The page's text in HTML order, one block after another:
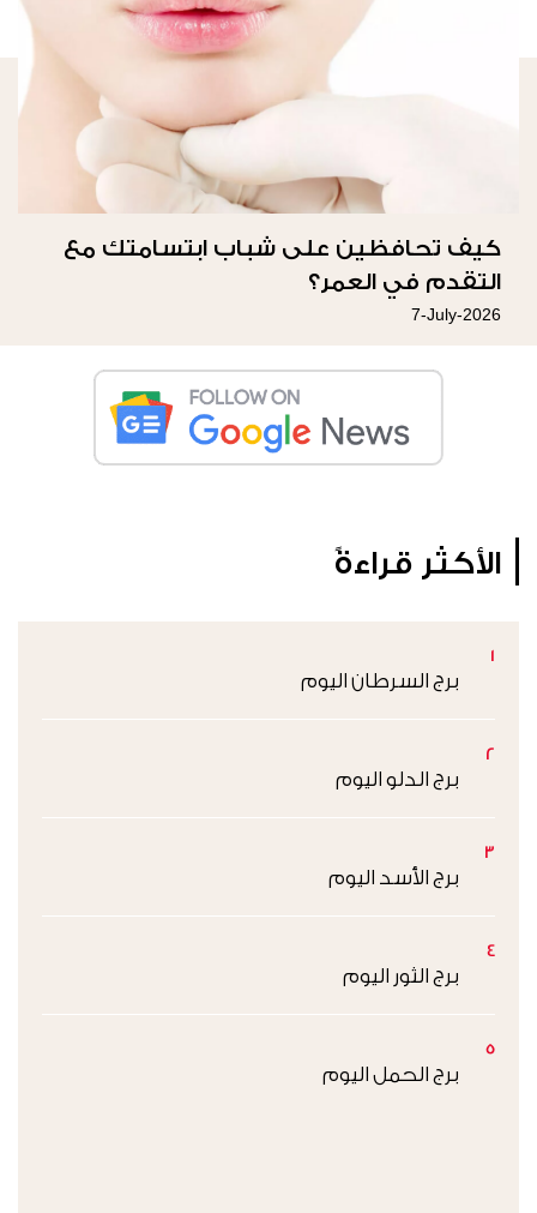
كيف تحافظين على شباب ابتسامتك مع
التقدم في العمر؟
7-July-2026
الأكثر قراءةً
1
برج السرطان اليوم
2
برج الدلو اليوم
3
برج الأسد اليوم
4
برج الثور اليوم
5
برج الحمل اليوم